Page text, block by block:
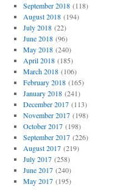
September 2018(118)
August 2018(194)
July 2018(22)
June 2018(96)
May 2018(240)
April 2018(185)
March 2018(106)
February 2018(165)
January 2018(241)
December 2017(113)
November 2017(198)
October 2017(198)
September 2017(226)
August 2017(219)
July 2017(258)
June 2017(240)
May 2017(195)